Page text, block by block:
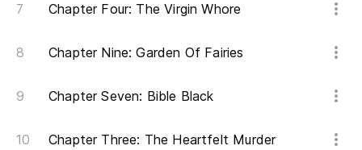
Chapter Four: The Virgin Whore
Chapter Nine: Garden Of Fairies
Chapter Seven: Bible Black
Chapter Three: The Heartfelt Murder